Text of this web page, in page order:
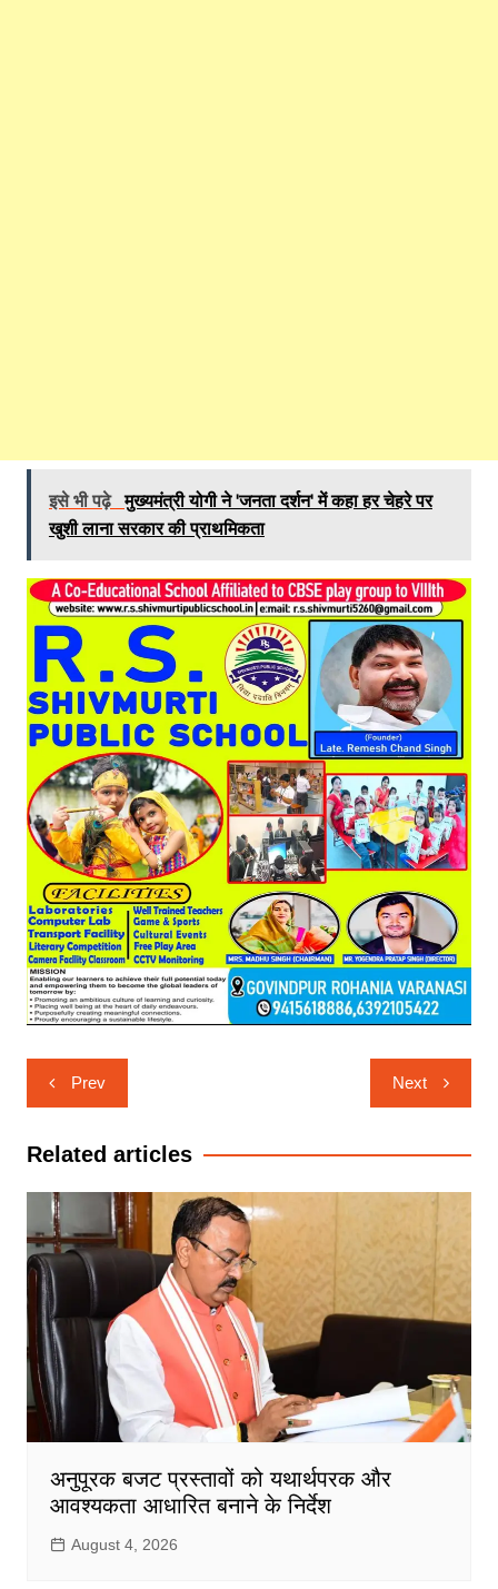
इसे भी पढ़े मुख्यमंत्री योगी ने 'जनता दर्शन' में कहा हर चेहरे पर
खुशी लाना सरकार की प्राथमिकता
Post
navigation
Prev Next
Related articles
अनुपूरक बजट प्रस्तावों को यथार्थपरक और
आवश्यकता आधारित बनाने के निर्देश
August 4, 2026